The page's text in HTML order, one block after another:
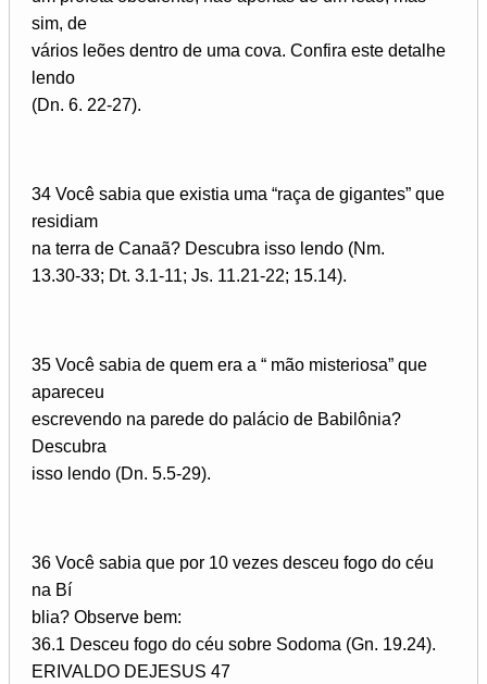
sim, de
vários leões dentro de uma cova. Confira este detalhe
lendo
(Dn. 6. 22-27).
34 Você sabia que existia uma “raça de gigantes” que
residiam
na terra de Canaã? Descubra isso lendo (Nm.
13.30-33; Dt. 3.1-11; Js. 11.21-22; 15.14).
35 Você sabia de quem era a “ mão misteriosa” que
apareceu
escrevendo na parede do palácio de Babilônia?
Descubra
isso lendo (Dn. 5.5-29).
36 Você sabia que por 10 vezes desceu fogo do céu
na Bí­
blia? Observe bem:
36.1 Desceu fogo do céu sobre Sodoma (Gn. 19.24).
ERIVALDO DEJESUS 47